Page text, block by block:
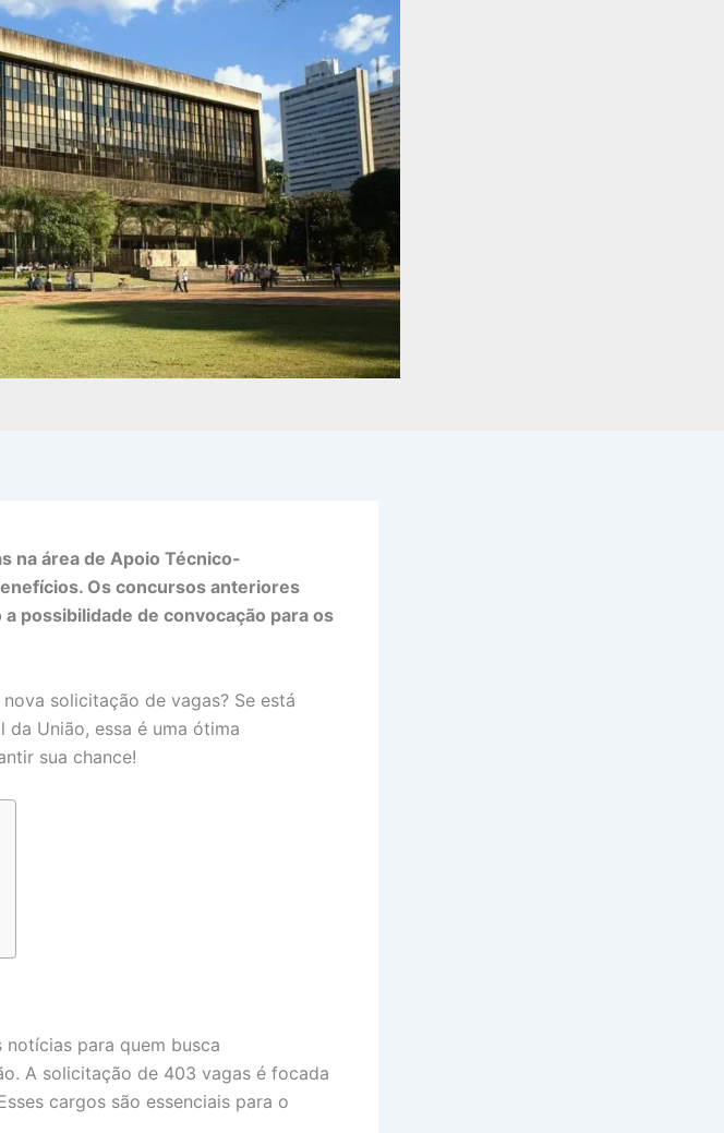
na área de Apoio Técnico-
Os concursos anteriores
possibilidade de convocação para os
solicitação de vagas? Se está
da União, essa é uma ótima
sua chance!
para quem busca
A solicitação de 403 vagas é focada
cargos são essenciais para o